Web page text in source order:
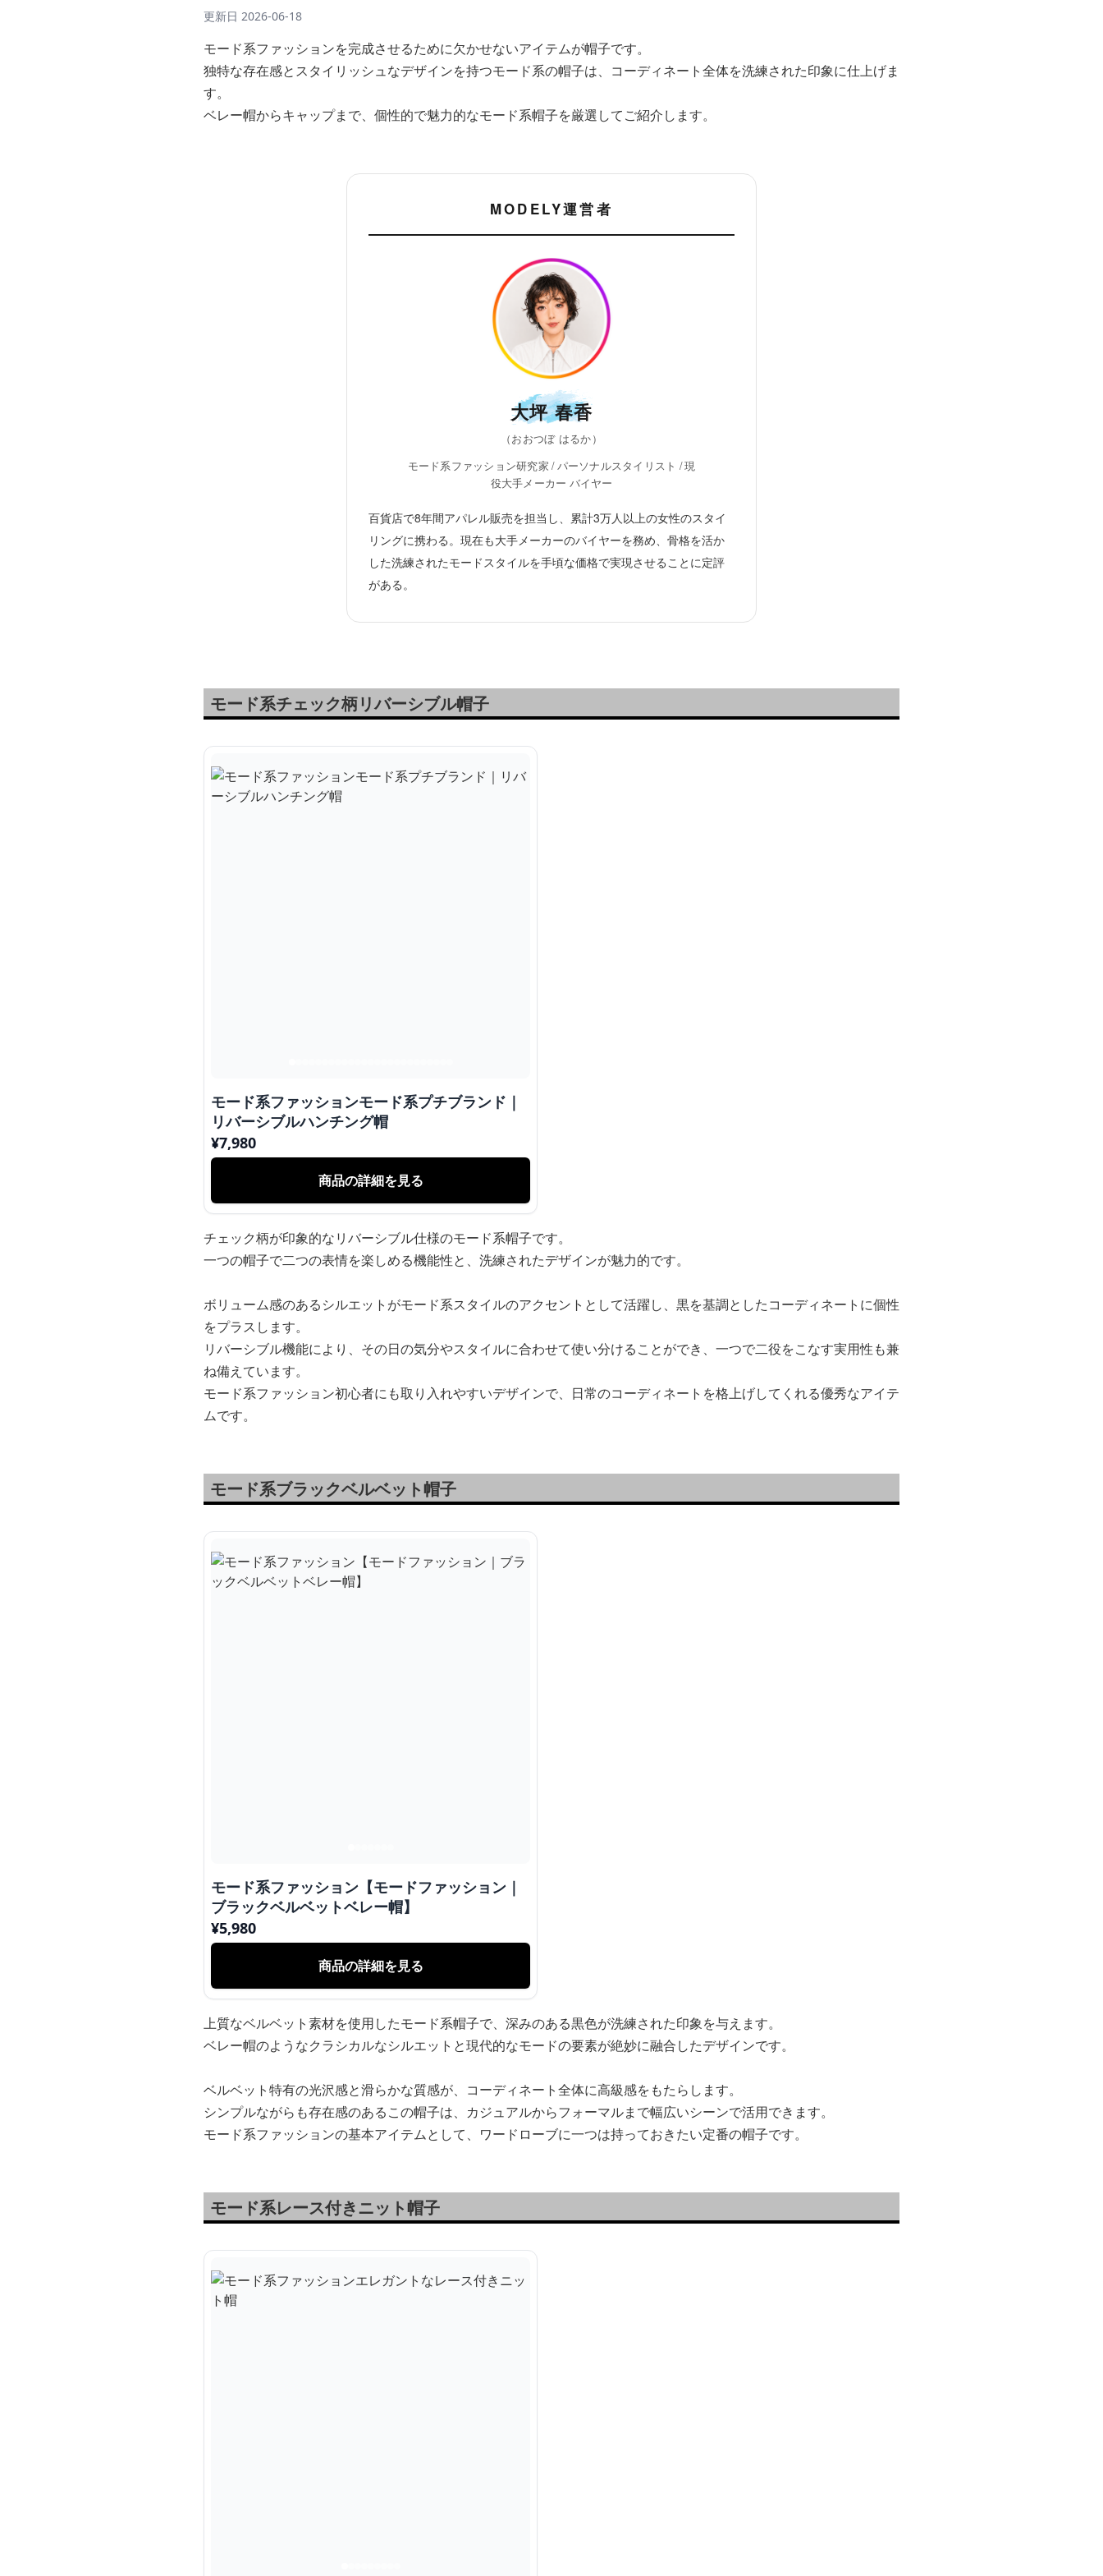
更新日 2026-06-18
モード系ファッションを完成させるために欠かせないアイテムが帽子です。
独特な存在感とスタイリッシュなデザインを持つモード系の帽子は、コーディネート全体を洗練された印象に仕上げま
す。
ベレー帽からキャップまで、個性的で魅力的なモード系帽子を厳選してご紹介します。
MODELY運営者
大坪 春香
（おおつぼ はるか）
モード系ファッション研究家 / パーソナルスタイリスト / 現
役大手メーカー バイヤー
百貨店で8年間アパレル販売を担当し、累計3万人以上の女性のスタイ
リングに携わる。現在も大手メーカーのバイヤーを務め、骨格を活か
した洗練されたモードスタイルを手頃な価格で実現させることに定評
がある。
モード系チェック柄リバーシブル帽子
モード系ファッションモード系プチブランド｜
リバーシブルハンチング帽
¥7,980
商品の詳細を見る
チェック柄が印象的なリバーシブル仕様のモード系帽子です。
一つの帽子で二つの表情を楽しめる機能性と、洗練されたデザインが魅力的です。
ボリューム感のあるシルエットがモード系スタイルのアクセントとして活躍し、黒を基調としたコーディネートに個性
をプラスします。
リバーシブル機能により、その日の気分やスタイルに合わせて使い分けることができ、一つで二役をこなす実用性も兼
ね備えています。
モード系ファッション初心者にも取り入れやすいデザインで、日常のコーディネートを格上げしてくれる優秀なアイテ
ムです。
モード系ブラックベルベット帽子
モード系ファッション【モードファッション｜
ブラックベルベットベレー帽】
¥5,980
商品の詳細を見る
上質なベルベット素材を使用したモード系帽子で、深みのある黒色が洗練された印象を与えます。
ベレー帽のようなクラシカルなシルエットと現代的なモードの要素が絶妙に融合したデザインです。
ベルベット特有の光沢感と滑らかな質感が、コーディネート全体に高級感をもたらします。
シンプルながらも存在感のあるこの帽子は、カジュアルからフォーマルまで幅広いシーンで活用できます。
モード系ファッションの基本アイテムとして、ワードローブに一つは持っておきたい定番の帽子です。
モード系レース付きニット帽子